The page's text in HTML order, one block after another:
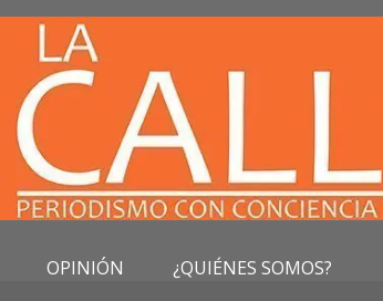
OPINIÓN ¿QUIÉNES SOMOS?